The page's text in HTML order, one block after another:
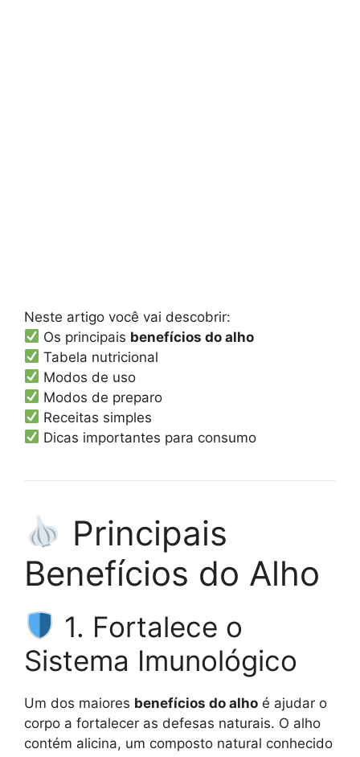
Neste artigo você vai descobrir:
Os principais benefícios do alho
Tabela nutricional
Modos de uso
Modos de preparo
Receitas simples
Dicas importantes para consumo
Principais
Benefícios do Alho
1. Fortalece o
Sistema Imunológico
Um dos maiores benefícios do alho é ajudar o
corpo a fortalecer as defesas naturais. O alho
contém alicina, um composto natural conhecido